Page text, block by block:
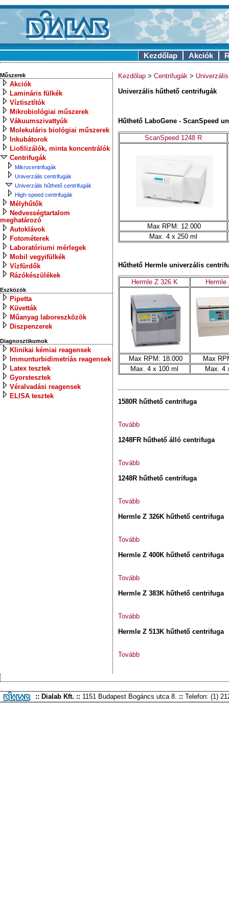
Kezdőlap Akciók
Műszerek
Akciók
Lamináris fülkék
Víztisztítók
Mikrobiológiai műszerek
Vákuumszivattyúk
Molekuláris biológiai műszerek
Inkubátorok
Liofilizálók, minta koncentrálók
Centrifugák
Mikrocentrifugák
Univerzális centrifugák
Univerzális hűthető centrifugák
High-speed centrifugák
Mélyhűtők
Nedvességtartalom
meghatározó
Autoklávok
Fotométerek
Laboratóriumi mérlegek
Mobil vegyifülkék
Vízfürdők
Rázókészülékek
Eszközök
Pipetta
Küvetták
Műanyag laboreszközök
Diszpenzerek
Diagnosztikumok
Klinikai kémiai reagensek
Immunturbidimetriás reagensek
Latex tesztek
Gyorstesztek
Véralvadási reagensek
ELISA tesztek
Kezdőlap > Centrifugák >
Univerzális hűthető centrifugák
Hűthető LaboGene - ScanSpeed
ScanSpeed 1248 R
Max RPM: 12.000
Max. 4 x 250 ml
Hűthető Hermle univerzális
Hermle Z 326 K Hermle
Max RPM: 18.000
Max
Max. 4 x 100 ml
Max. 4
1580R hűthető centrifuga
Tovább
1248FR hűthető álló centrifuga
Tovább
1248R hűthető centrifuga
Tovább
Hermle Z 326K hűthető centrifuga
Tovább
Hermle Z 400K hűthető centrifuga
Tovább
Hermle Z 383K hűthető centrifuga
Tovább
Hermle Z 513K hűthető centrifuga
Tovább
:: Dialab Kft. :: 1151 Budapest Bogáncs utca 8. :: Telefon: (1)